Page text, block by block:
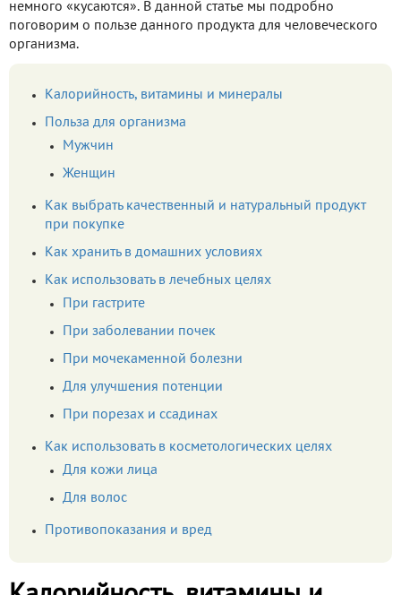
немного «кусаются». В данной статье мы подробно
поговорим о пользе данного продукта для человеческого
организма.
Калорийность, витамины и минералы
Польза для организма
Мужчин
Женщин
Как выбрать качественный и натуральный продукт
при покупке
Как хранить в домашних условиях
Как использовать в лечебных целях
При гастрите
При заболевании почек
При мочекаменной болезни
Для улучшения потенции
При порезах и ссадинах
Как использовать в косметологических целях
Для кожи лица
Для волос
Противопоказания и вред